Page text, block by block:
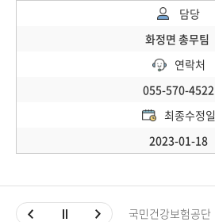
담당
화정면 총무팀
연락처
055-570-4522
최종수정일
2023-01-18
국민건강보험공단